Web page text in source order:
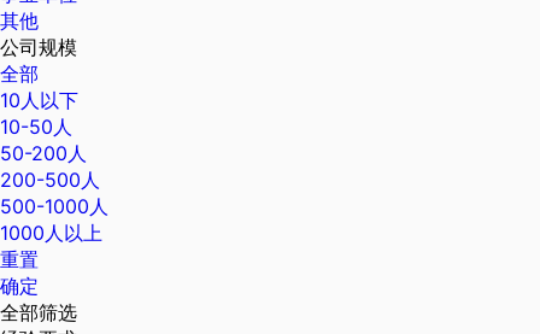
其他
公司规模
全部
10人以下
10-50人
50-200人
200-500人
500-1000人
1000人以上
重置
确定
全部筛选